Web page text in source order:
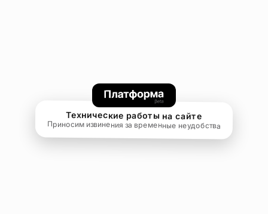
Технические работы на сайте
Приносим извинения за временные неудобства